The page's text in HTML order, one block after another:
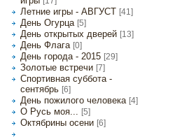
Летние игры - АВГУСТ [41]
День Огурца [5]
День открытых дверей [13]
День Флага [0]
День города - 2015 [29]
Золотые встречи [7]
Спортивная суббота -
сентябрь [6]
День пожилого человека [4]
О Русь моя... [5]
Октябрины осени [6]